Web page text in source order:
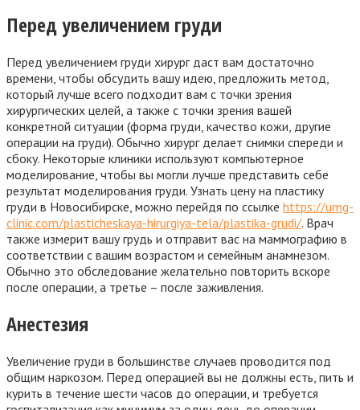
Перед увеличением груди
Перед увеличением груди хирург даст вам достаточно
времени, чтобы обсудить вашу идею, предложить метод,
который лучше всего подходит вам с точки зрения
хирургических целей, а также с точки зрения вашей
конкретной ситуации (форма груди, качество кожи, другие
операции на груди). Обычно хирург делает снимки спереди и
сбоку. Некоторые клиники используют компьютерное
моделирование, чтобы вы могли лучше представить себе
результат моделирования груди. Узнать цену на пластику
груди в Новосибирске, можно перейдя по ссылке https://umg-
clinic.com/plasticheskaya-hirurgiya-tela/plastika-grudi/. Врач
также измерит вашу грудь и отправит вас на маммографию в
соответствии с вашим возрастом и семейным анамнезом.
Обычно это обследование желательно повторить вскоре
после операции, а третье – после заживления.
Анестезия
Увеличение груди в большинстве случаев проводится под
общим наркозом. Перед операцией вы не должны есть, пить и
курить в течение шести часов до операции, и требуется